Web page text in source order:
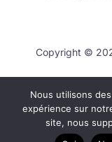
Copyright ©
Nous utilisons
expérience sur
site, nous